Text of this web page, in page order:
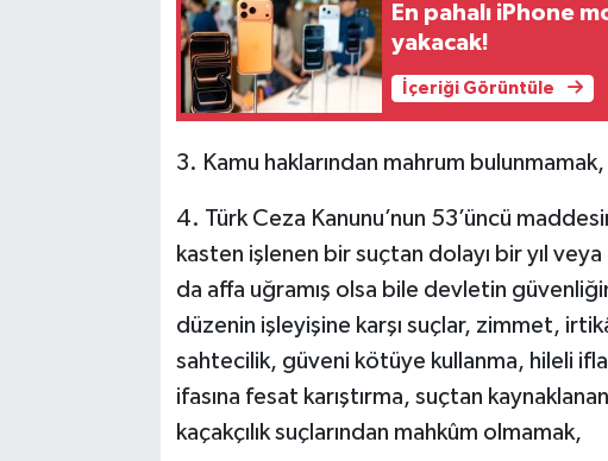
En pahalı iPhone
yakacak!
İçeriği Görüntüle
3. Kamu haklarından mahrum bulunmamak,
4. Türk Ceza Kanunu’nun 53’üncü
kasten işlenen bir suçtan dolayı bir yıl
da affa uğramış olsa bile devletin
düzenin işleyişine karşı suçlar, zimmet,
sahtecilik, güveni kötüye kullanma, hileli
ifasına fesat karıştırma, suçtan
kaçakçılık suçlarından mahkûm olmamak,